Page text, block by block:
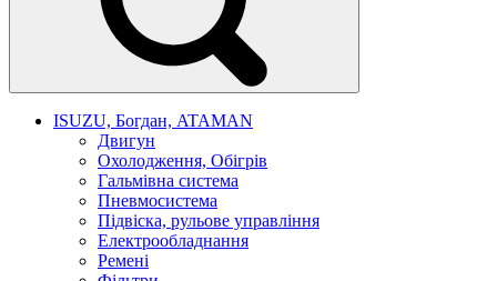
ISUZU, Богдан, ATAMAN
Двигун
Охолодження, Обігрів
Гальмівна система
Пневмосистема
Підвіска, рульове управління
Електрообладнання
Ремені